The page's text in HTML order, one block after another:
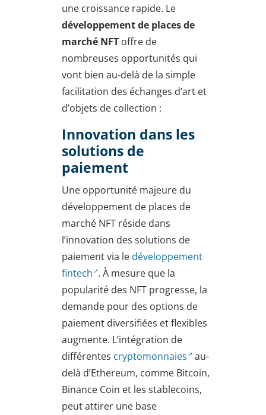
une croissance rapide. Le
développement de places de
marché NFT offre de
nombreuses opportunités qui
vont bien au-delà de la simple
facilitation des échanges d’art et
d’objets de collection :
Innovation dans les
solutions de
paiement
Une opportunité majeure du
développement de places de
marché NFT réside dans
l’innovation des solutions de
paiement via le développement
fintech . À mesure que la
popularité des NFT progresse, la
demande pour des options de
paiement diversifiées et flexibles
augmente. L’intégration de
différentes cryptomonnaies
au-
delà d’Ethereum, comme Bitcoin,
Binance Coin et les stablecoins,
peut attirer une base